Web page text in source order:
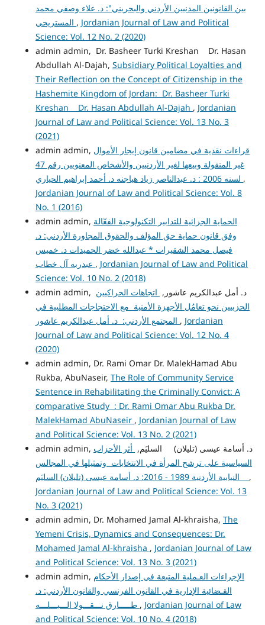
بين القانونين المدنيين الأردني والبحريني": د. علاء وصفي محمد
, Jordanian Journal of Law and Political
Science: Vol. 12 No. 2 (2020)
admin admin, Dr. Basheer Turki Kreshan Dr. Hasan
Abdullah Al-Dajah, Subsidiary Political Loyalties and
Their Reflection on the Concept of Citizenship in the
Hashemite Kingdom of Jordan: Dr. Basheer Turki
Kreshan Dr. Hasan Abdullah Al-Dajah , Jordanian
Journal of Law and Political Science: Vol. 13 No. 3
(2021)
admin admin, قراءات نقدية في مضامين قانون إيجار الأموال
غير المنقولة وبيعها لغير الأردنيين والأشخاص المعنويين رقم 47
,
Jordanian Journal of Law and Political Science: Vol. 8
No. 1 (2016)
admin admin, الحماية الجزائية للتدابير التكنولوجية الفعّالة
وفق قانون حماية حق المؤلف والحقوق المجاورة الأردني: د.
فيصل محمد الشقيرات * عبدالله خضر الحميدات د. خميس
, Jordanian Journal of Law and Political
Science: Vol. 10 No. 2 (2018)
admin admin, د. أمل عبدالكريم عاشور, اتجاهات الحراكيين
الحزبيين نحو تعامُل الأجهزة الأمنية مع الاحتجاجات المطلبية في
, Jordanian
Journal of Law and Political Science: Vol. 12 No. 4
(2020)
admin admin, Dr. Rami Omar Dr. MalekHamad Abu
Rukba, AbuNaseir, The Role of Community Service
Sentence in Rehabilitating the Criminally Convict: A
comparative Study : Dr. Rami Omar Abu Rukba Dr.
MalekHamad AbuNaseir , Jordanian Journal of Law
and Political Science: Vol. 13 No. 2 (2021)
admin admin, د. أسامة عيسى (تليلان) السليَم, أثر الأحزاب
السياسية على ترشح المرأة في الانتخابات وتمثيلها في المجالس
,
Jordanian Journal of Law and Political Science: Vol. 13
No. 3 (2021)
admin admin, Dr. Mohamed Jamal Al-khraisha, The
Yemeni Crisis, Dynamics and Consequences: Dr.
Mohamed Jamal Al-khraisha , Jordanian Journal of Law
and Political Science: Vol. 13 No. 3 (2021)
admin admin, الإجراءات العـملية المتبعة في إصدار الأحكام
القـضائية الإدارية في القانون الفرنسي والقانون الأردني: د.
طـــــارق نـــقـــولا الـــبـــلـــه , Jordanian Journal of Law
and Political Science: Vol. 10 No. 4 (2018)